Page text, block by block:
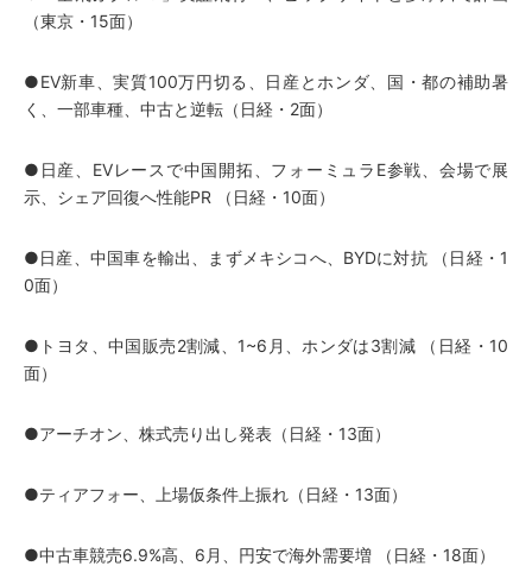
（東京・15面）
●EV新車、実質100万円切る、日産とホンダ、国・都の補助暑
く、一部車種、中古と逆転（日経・2面）
●日産、EVレースで中国開拓、フォーミュラE参戦、会場で展
示、シェア回復へ性能PR （日経・10面）
●日産、中国車を輸出、まずメキシコへ、BYDに対抗 （日経・1
0面）
●トヨタ、中国販売2割減、1~6月、ホンダは3割減 （日経・10
面）
●アーチオン、株式売り出し発表（日経・13面）
●ティアフォー、上場仮条件上振れ（日経・13面）
●中古車競売6.9%高、6月、円安で海外需要増 （日経・18面）